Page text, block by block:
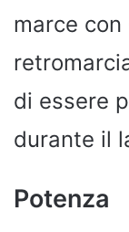
marce con
di essere
durante il
Potenza